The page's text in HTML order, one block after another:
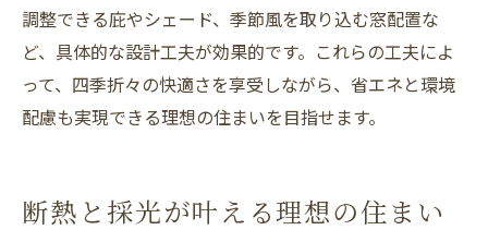
調整できる庇やシェード、季節風を取り込む窓配置な
ど、具体的な設計工夫が効果的です。これらの工夫によ
って、四季折々の快適さを享受しながら、省エネと環境
配慮も実現できる理想の住まいを目指せます。
断熱と採光が叶える理想の住まい